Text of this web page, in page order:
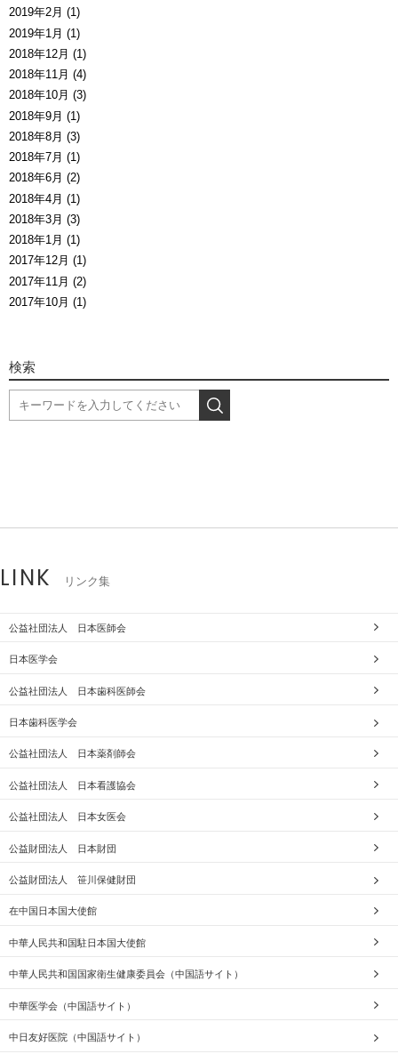
2019年2月 (1)
2019年1月 (1)
2018年12月 (1)
2018年11月 (4)
2018年10月 (3)
2018年9月 (1)
2018年8月 (3)
2018年7月 (1)
2018年6月 (2)
2018年4月 (1)
2018年3月 (3)
2018年1月 (1)
2017年12月 (1)
2017年11月 (2)
2017年10月 (1)
検索
LINK リンク集
公益社団法人 日本医師会
日本医学会
公益社団法人 日本歯科医師会
日本歯科医学会
公益社団法人 日本薬剤師会
公益社団法人 日本看護協会
公益社団法人 日本女医会
公益財団法人 日本財団
公益財団法人 笹川保健財団
在中国日本国大使館
中華人民共和国駐日本国大使館
中華人民共和国国家衛生健康委員会（中国語サイト）
中華医学会（中国語サイト）
中日友好医院（中国語サイト）